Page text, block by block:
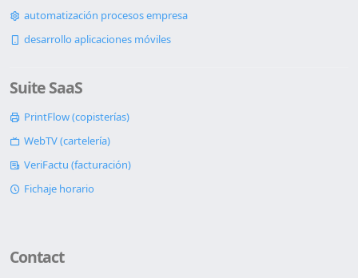
automatización procesos empresa
desarrollo aplicaciones móviles
Suite SaaS
PrintFlow (copisterías)
WebTV (cartelería)
VeriFactu (facturación)
Fichaje horario
Contact